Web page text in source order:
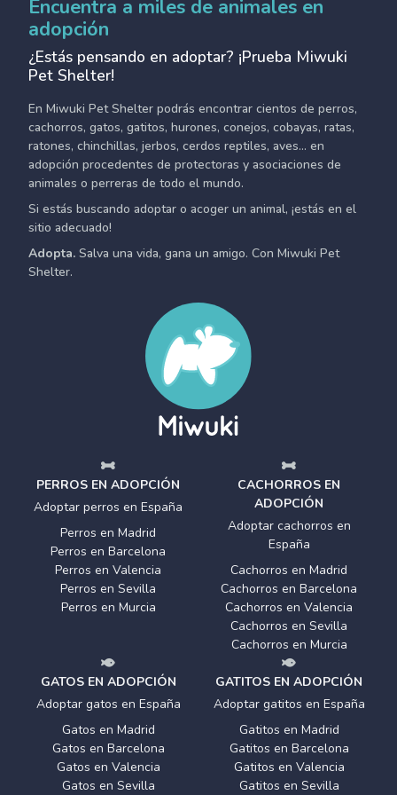
Encuentra a miles de animales en
adopción
¿Estás pensando en adoptar? ¡Prueba Miwuki
Pet Shelter!
En Miwuki Pet Shelter podrás encontrar cientos de perros,
cachorros, gatos, gatitos, hurones, conejos, cobayas, ratas,
ratones, chinchillas, jerbos, cerdos reptiles, aves... en
adopción procedentes de protectoras y asociaciones de
animales o perreras de todo el mundo.
Si estás buscando adoptar o acoger un animal, ¡estás en el
sitio adecuado!
Adopta. Salva una vida, gana un amigo. Con Miwuki Pet
Shelter.
PERROS EN ADOPCIÓN
Adoptar perros en España
Perros en Madrid
Perros en Barcelona
Perros en Valencia
Perros en Sevilla
Perros en Murcia
CACHORROS EN
ADOPCIÓN
Adoptar cachorros en
España
Cachorros en Madrid
Cachorros en Barcelona
Cachorros en Valencia
Cachorros en Sevilla
Cachorros en Murcia
GATOS EN ADOPCIÓN
Adoptar gatos en España
Gatos en Madrid
Gatos en Barcelona
Gatos en Valencia
Gatos en Sevilla
GATITOS EN ADOPCIÓN
Adoptar gatitos en España
Gatitos en Madrid
Gatitos en Barcelona
Gatitos en Valencia
Gatitos en Sevilla